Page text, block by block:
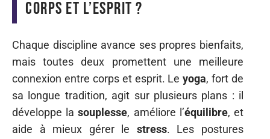
corps et l’esprit ?
Chaque discipline avance ses propres bienfaits,
mais toutes deux promettent une meilleure
connexion entre corps et esprit. Leyoga, fort de
sa longue tradition, agit sur plusieurs plans : il
développe lasouplesse, améliore l’équilibre, et
aide à mieux gérer le stress. Les postures